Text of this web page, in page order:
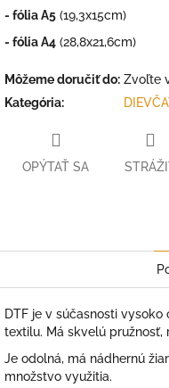
- fólia A5 (19,3x15cm)
- fólia A4 (28,8x21,6cm)
Môžeme doručiť do: Zvoľte
Kategória:
OPÝTAŤ SA
DTF je v súčasnosti
textilu. Má skvelú pružnosť,
Je odolná, má nádhernú
množstvo využitia.